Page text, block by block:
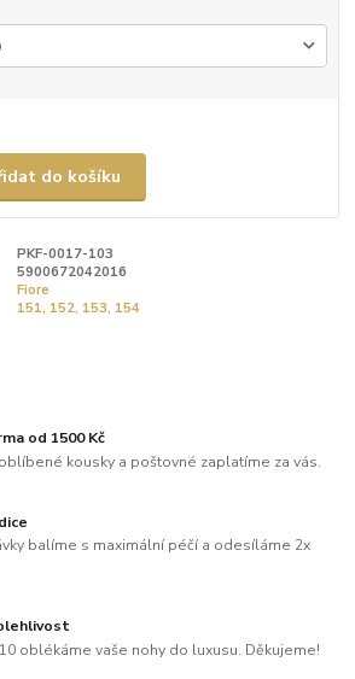
do košíku
PKF-0017-103
5900672042016
Fiore
151, 152, 153, 154
od 1500 Kč
kousky a poštovné zaplatíme za vás.
balíme s maximální péčí a odesíláme 2x
oblékáme vaše nohy do luxusu. Děkujeme!